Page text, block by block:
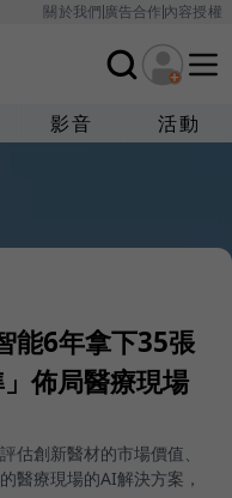
關於我們廣告合作內容授權
影音 活動
能6年拿下35張
佈局醫療現場
估創新醫材的市場價值、
醫療現場的AI解決方案，